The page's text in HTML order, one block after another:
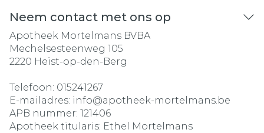
Neem contact met ons op
Apotheek Mortelmans BVBA
Mechelsesteenweg 105
2220 Heist-op-den-Berg
Telefoon: 015241267
E-mailadres: info@apotheek-mortelmans.be
APB nummer: 121406
Apotheek titularis: Ethel Mortelmans